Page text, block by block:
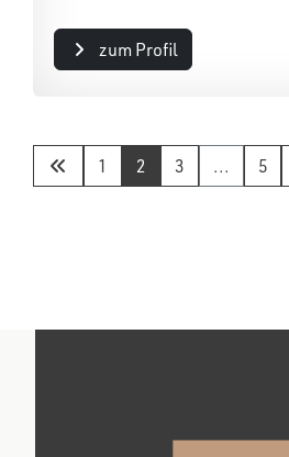
zum Profil
1 2 3 ... 5